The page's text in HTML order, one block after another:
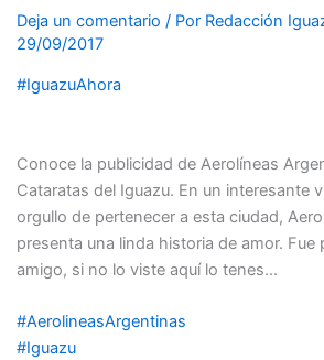
Deja un comentario / Por Redacción
29/09/2017
#IguazuAhora
Conoce la publicidad de Aerolíneas
Cataratas del Iguazu. En un interesante
orgullo de pertenecer a esta ciudad,
presenta una linda historia de amor. Fue
amigo, si no lo viste aquí lo tenes…
#AerolineasArgentinas
#Iguazu